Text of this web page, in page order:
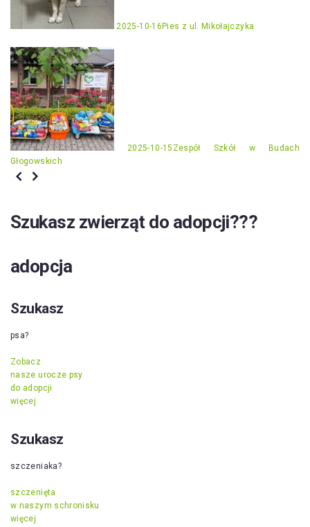
2025-10-16 Pies z ul. Mikołajczyka
2025-10-15 Zespół Szkół w Budach
Głogowskich
Szukasz zwierząt do adopcji???
adopcja
Szukasz
psa?
Zobacz
nasze urocze psy
do adopcji
więcej
Szukasz
szczeniaka?
szczenięta
w naszym schronisku
więcej